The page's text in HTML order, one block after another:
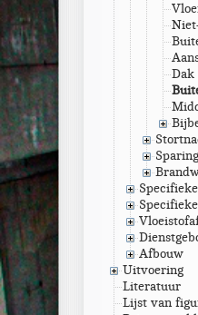
Dak
Afbouw
Uitvoering
Literatuur
Lijst van